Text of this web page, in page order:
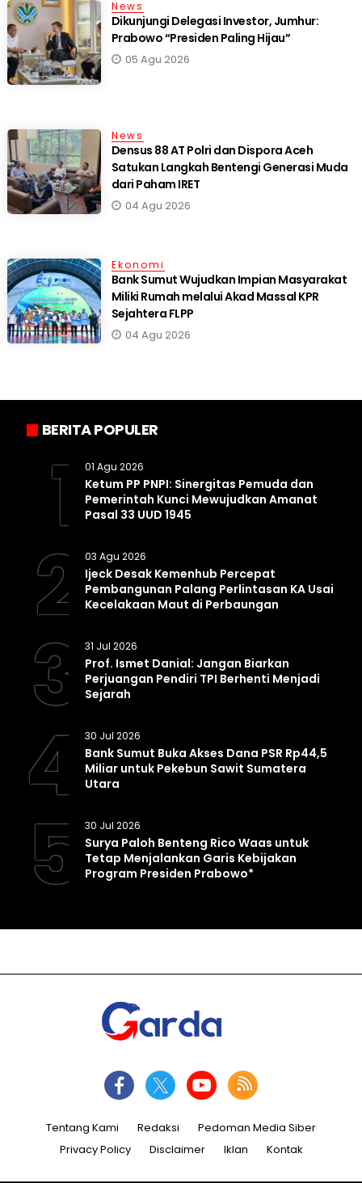
News
Dikunjungi Delegasi Investor, Jumhur:
Prabowo “Presiden Paling Hijau”
05 Agu 2026
News
Densus 88 AT Polri dan Dispora Aceh
Satukan Langkah Bentengi Generasi Muda
dari Paham IRET
04 Agu 2026
Ekonomi
Bank Sumut Wujudkan Impian Masyarakat
Miliki Rumah melalui Akad Massal KPR
Sejahtera FLPP
04 Agu 2026
BERITA POPULER
1 01 Agu 2026
Ketum PP PNPI: Sinergitas Pemuda dan
Pemerintah Kunci Mewujudkan Amanat
Pasal 33 UUD 1945
2 03 Agu 2026
Ijeck Desak Kemenhub Percepat
Pembangunan Palang Perlintasan KA Usai
Kecelakaan Maut di Perbaungan
3 31 Jul 2026
Prof. Ismet Danial: Jangan Biarkan
Perjuangan Pendiri TPI Berhenti Menjadi
Sejarah
4 30 Jul 2026
Bank Sumut Buka Akses Dana PSR Rp44,5
Miliar untuk Pekebun Sawit Sumatera
Utara
5 30 Jul 2026
Surya Paloh Benteng Rico Waas untuk
Tetap Menjalankan Garis Kebijakan
Program Presiden Prabowo*
Tentang Kami Redaksi
Pedoman Media Siber
Privacy Policy
Disclaimer Iklan Kontak